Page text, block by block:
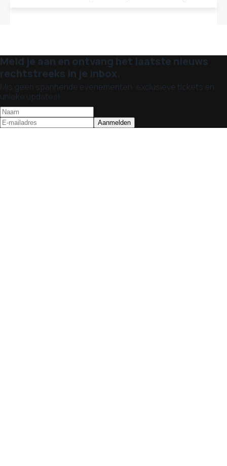
Meld je aan en ontvang het laatste nieuws
rechtstreeks in je inbox.
Mis geen spannende evenementen, exclusieve tickets en
unieke updates!